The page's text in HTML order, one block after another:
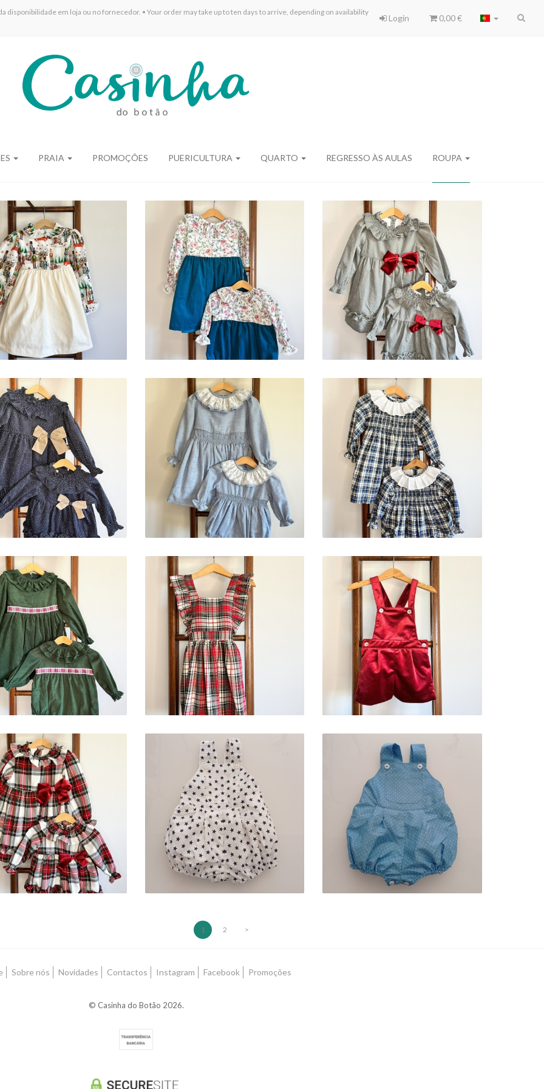
em loja ou no fornecedor. • Your order may take up to ten days to arrive, depending on availability
Login 0,00 €
PRAIA PROMOÇÕES PUERICULTURA QUARTO REGRESSO ÀS AULAS ROUPA
CHRISTMAS
VINTAGE
23,00 € — 38,90 €
PADRÃO WINTER
FLOWERS
25,90 € — 38,90 €
PADRÃO MILKY WAY
GREY
25,90 € — 41,00 €
MILKY WAY
25,90 € — 41,00 €
PADRÃO LOVELY BLUE
25,90 € — 38,90 €
PADRÃO BLUE TARTAN
25,90 € — 38,90 €
COZY GREEN
25,90 € — 38,90 €
PADRÃO GREY TARTAN
25,90 € — 38,90 €
PADRÃO WINTRY
BURGUNDY
32,00 € — 39,90 €
CHRISTMAS
EVE
25,90 € — 38,90 €
FOFO STARS
26,90 €
FOFO DOTS
26,90 €
1 2 >
Sobre nós Novidades Contactos Instagram Facebook Promoções
© Casinha do Botão 2026.